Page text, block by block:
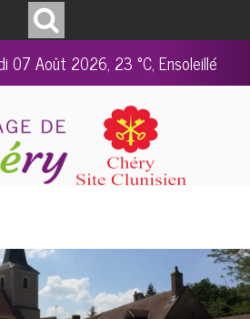
07 Août 2026, 23 °C, Ensoleillé